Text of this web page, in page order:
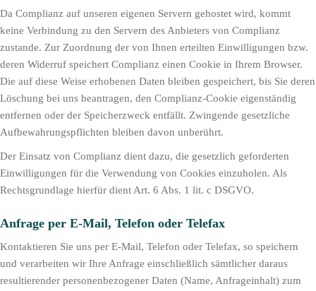
Da Complianz auf unseren eigenen Servern gehostet wird, kommt
keine Verbindung zu den Servern des Anbieters von Complianz
zustande. Zur Zuordnung der von Ihnen erteilten Einwilligungen bzw.
deren Widerruf speichert Complianz einen Cookie in Ihrem Browser.
Die auf diese Weise erhobenen Daten bleiben gespeichert, bis Sie deren
Löschung bei uns beantragen, den Complianz-Cookie eigenständig
entfernen oder der Speicherzweck entfällt. Zwingende gesetzliche
Aufbewahrungspflichten bleiben davon unberührt.
Der Einsatz von Complianz dient dazu, die gesetzlich geforderten
Einwilligungen für die Verwendung von Cookies einzuholen. Als
Rechtsgrundlage hierfür dient Art. 6 Abs. 1 lit. c DSGVO.
Anfrage per E-Mail, Telefon oder Telefax
Kontaktieren Sie uns per E-Mail, Telefon oder Telefax, so speichern
und verarbeiten wir Ihre Anfrage einschließlich sämtlicher daraus
resultierender personenbezogener Daten (Name, Anfrageinhalt) zum